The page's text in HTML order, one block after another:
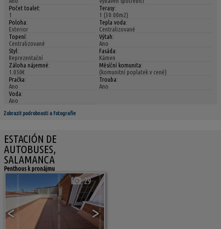
Počet toalet:
1
Terasy:
1 (30.00m2)
Poloha:
Exterior
Tepla voda:
Centralizované
Topení:
Centralizované
Výtah:
Ano
Styl:
Reprezentační
Fasáda:
Kámen
Záloha nájemné:
1.050€
Měsíční komunita:
(komunitní poplatek v ceně)
Pračka:
Ano
Trouba:
Ano
Voda:
Ano
Zobrazit podrobnosti a fotografie
ESTACIÓN DE
AUTOBUSES,
SALAMANCA
Penthous k pronájmu
< >
29